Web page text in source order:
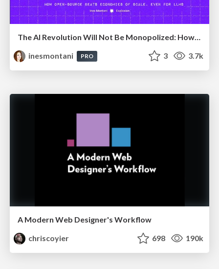
The AI Revolution Will Not Be Monopolized: How open-source beats economies of scale, even for LLMs
inesmontani
PRO 3 3.7k
A Modern Web Designer's Workflow
chriscoyier
698 190k